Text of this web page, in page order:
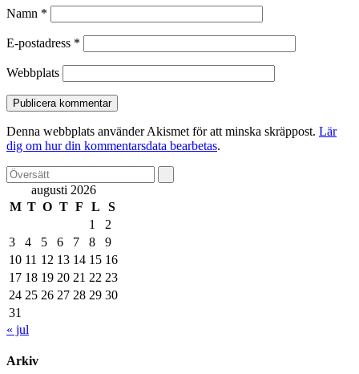
Namn *
E-postadress *
Webbplats
Denna webbplats använder Akismet för att minska skräppost. Lär
dig om hur din kommentarsdata bearbetas.
augusti 2026
M T O T F L
S
1
2
3
4 5 6 7 8
9
10 11 12 13 14 15 16
17 18 19 20 21 22 23
24 25 26 27 28 29 30
31
« jul
Arkiv